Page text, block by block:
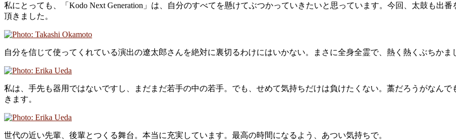
私にとっても、「Kodo Next Generation」は、自分のすべてを懸けてぶつかっていきたいと思っています。今回、太鼓も出
頂きました。
自分を信じて使ってくれている演出の遼太郎さんを絶対に裏切るわけにはいかない。まさに全身全霊で、熱く熱くぶちかま
私は、手先も器用ではないですし、まだまだ若手の中の若手。でも、せめて気持ちだけは負けたくない。藁だろうがなん
きます。
世代の近い先輩、後輩とつくる舞台。本当に充実しています。最高の時間になるよう、あつい気持ちで。